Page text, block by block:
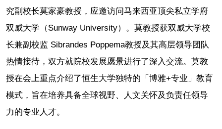
究副校长莫家豪教授，应邀访问马来西亚顶尖私立学府
双威大学（Sunway University）。莫教授获双威大学校
长兼副校监 Sibrandes Poppema教授及其高层领导团队
热情接待，双方就院校发展愿景进行了深入交流。莫教
授在会上重点介绍了恒生大学独特的「博雅+专业」教育
模式，旨在培养具备全球视野、人文关怀及负责任领导
力的专业人才。